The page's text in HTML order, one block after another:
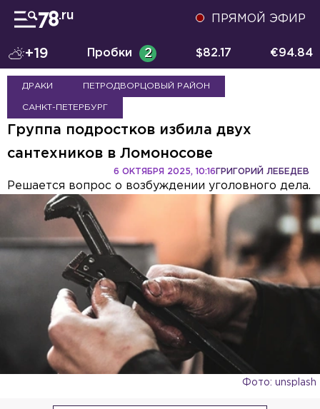
ПРЯМОЙ ЭФИР
+19 Пробки 2 $82.17 €94.84
ДРАКИ ПЕТРОДВОРЦОВЫЙ РАЙОН
САНКТ-ПЕТЕРБУРГ
Группа подростков избила двух
сантехников в Ломоносове
ГРИГОРИЙ ЛЕБЕДЕВ
6 ОКТЯБРЯ 2025, 10:16
Решается вопрос о возбуждении уголовного дела.
Фото: unsplash